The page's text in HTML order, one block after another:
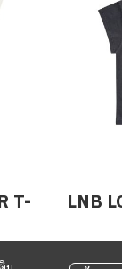
T- LNB